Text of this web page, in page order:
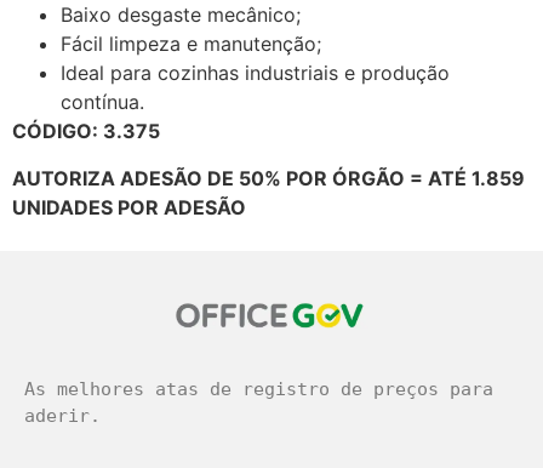
Baixo desgaste mecânico;
Fácil limpeza e manutenção;
Ideal para cozinhas industriais e produção
contínua.
CÓDIGO: 3.375
AUTORIZA ADESÃO DE 50% POR ÓRGÃO = ATÉ 1.859
UNIDADES POR ADESÃO
As melhores atas de registro de preços para
aderir.